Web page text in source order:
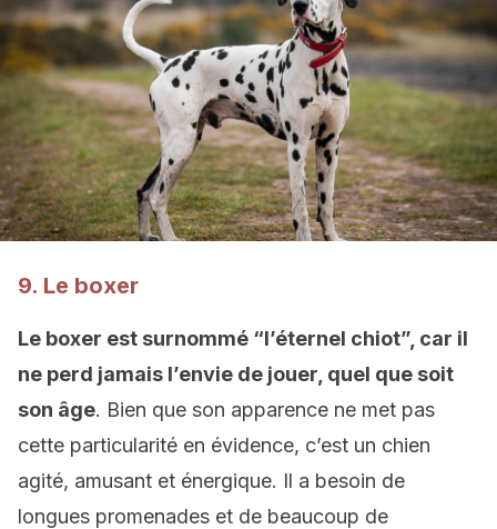
9. Le boxer
Le boxer est surnommé “l’éternel chiot”, car il
ne perd jamais l’envie de jouer, quel que soit
son âge. Bien que son apparence ne met pas
cette particularité en évidence, c’est un chien
agité, amusant et énergique. Il a besoin de
longues promenades et de beaucoup de